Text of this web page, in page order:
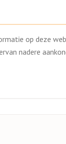
op deze
nadere